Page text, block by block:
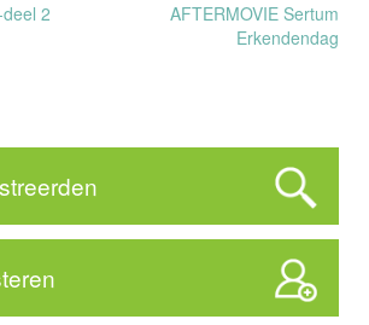
2
AFTERMOVIE Sertum
Erkendendag